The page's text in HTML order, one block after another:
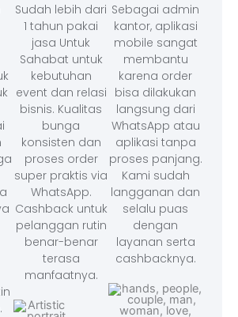
Sudah lebih dari
1 tahun pakai
jasa Untuk
Sahabat untuk
kebutuhan
event dan relasi
bisnis. Kualitas
bunga
konsisten dan
proses order
super praktis via
WhatsApp.
Cashback untuk
pelanggan rutin
benar-benar
terasa
manfaatnya.
Sebagai admin
kantor, aplikasi
mobile sangat
membantu
karena order
bisa dilakukan
langsung dari
WhatsApp atau
aplikasi tanpa
proses panjang.
Kami sudah
langganan dan
selalu puas
dengan
layanan serta
cashbacknya.